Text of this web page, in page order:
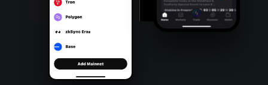
Português (Brasil)
Español (Argentina)